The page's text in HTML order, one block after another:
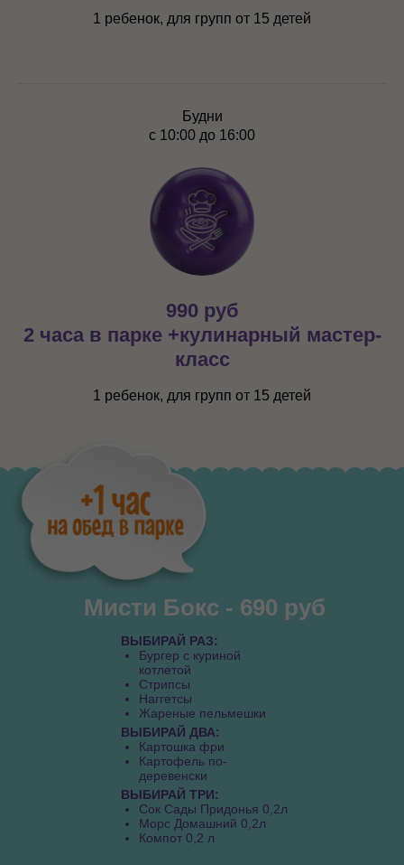
1 ребенок, для групп от 15 детей
Будни
с 10:00 до 16:00
990 руб
2 часа в парке +кулинарный мастер-
класс
1 ребенок, для групп от 15 детей
ВЫБИРАЙ РАЗ:
Бургер с куриной
котлетой
Стрипсы
Наггетсы
Жареные пельмешки
Мисти Бокс - 690 руб
ВЫБИРАЙ ДВА:
Картошка фри
Картофель по-
деревенски
ВЫБИРАЙ ТРИ:
Сок Сады Придонья 0,2л
Морс Домашний 0,2л
Компот 0,2 л